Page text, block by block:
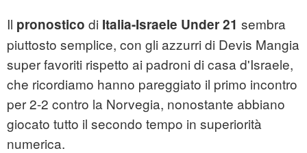
Il pronostico di Italia-Israele Under 21 sembra
piuttosto semplice, con gli azzurri di Devis Mangia
super favoriti rispetto ai padroni di casa d'Israele,
che ricordiamo hanno pareggiato il primo incontro
per 2-2 contro la Norvegia, nonostante abbiano
giocato tutto il secondo tempo in superiorità
numerica.